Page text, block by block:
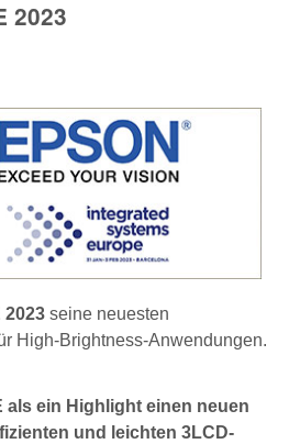
2023
2023 seine neuesten
High-Brightness-Anwendungen.
als ein Highlight einen neuen
und leichten 3LCD-